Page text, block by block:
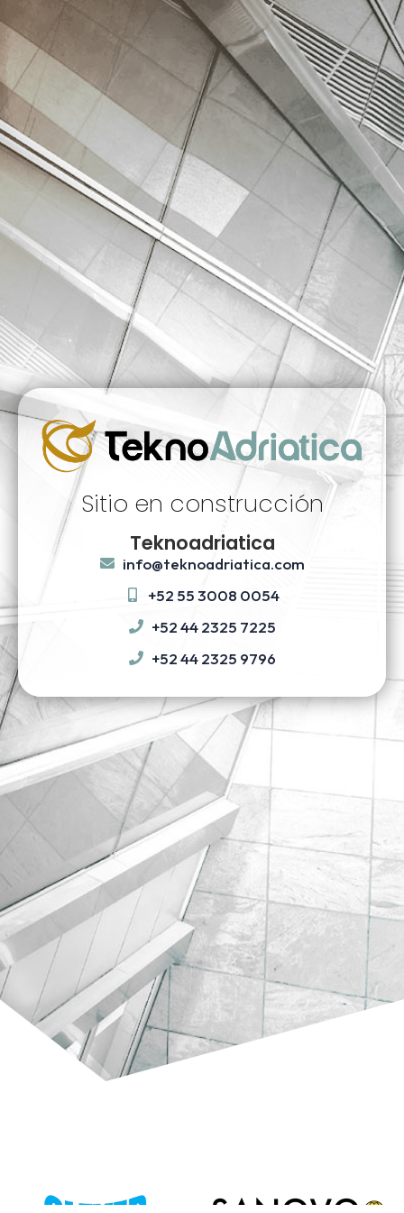
Sitio en construcción
Teknoadriatica
info@teknoadriatica.com
+52 55 3008 0054
+52 44 2325 7225
+52 44 2325 9796